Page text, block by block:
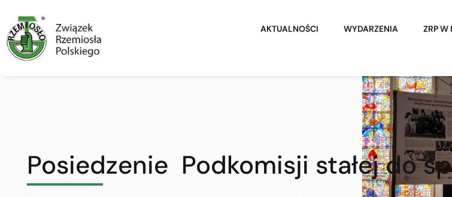
AKTUALNOŚCI WYDARZENIA ZRP W
Posiedzenie Podkomisji stałej do